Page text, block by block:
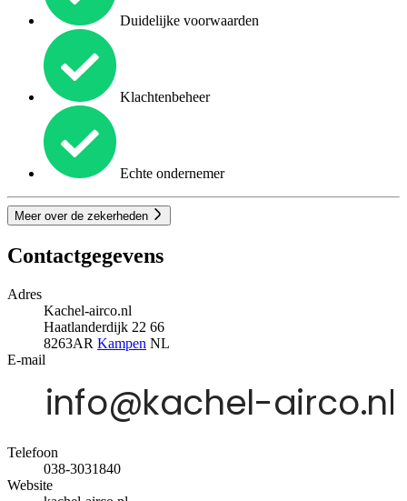
Duidelijke voorwaarden
Klachtenbeheer
Echte ondernemer
Meer over de zekerheden
Contactgegevens
Adres
Kachel-airco.nl
Haatlanderdijk 22 66
8263AR Kampen NL
E-mail
Telefoon
038-3031840
Website